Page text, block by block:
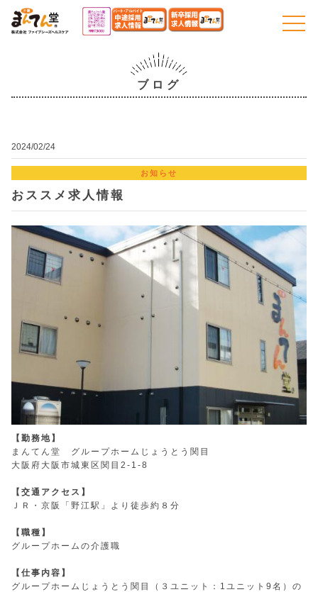
ブログ
2024/02/24
お知らせ
おススメ求人情報
【勤務地】
まんてん堂 グループホームじょうとう関目
大阪府大阪市城東区関目2-1-8
【交通アクセス】
ＪＲ・京阪「野江駅」より徒歩約８分
【職種】
グループホームの介護職
【仕事内容】
グループホームじょうとう関目（３ユニット：1ユニット9名）の